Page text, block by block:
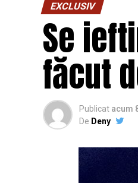
EXCLUSIV
Se
făcut
Publicat acum
De Deny